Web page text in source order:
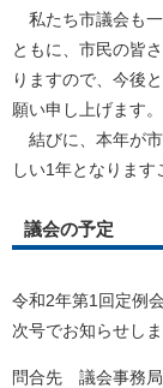
私たち市議会も一
ともに、市民の皆
りますので、今後
願い申し上げます。
結びに、本年が
しい1年となります
議会の予定
令和2年第1回定例
次号でお知らせしま
問合先 議会事務